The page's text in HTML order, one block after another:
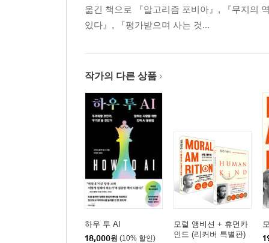
옮긴 책으로 『알고리즘 포비아』, 『무지의
있다』, 『평가받으며 사는 것...
작가의 다른 상품
하우 투 AI
18,000원 (10% 할인)
모럴 앰비션 + 휴먼카
인드 (리커버 특별판)